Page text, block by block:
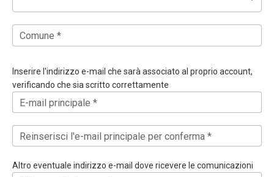
Comune *
Inserire l'indirizzo e-mail che sarà associato al proprio account,
verificando che sia scritto correttamente
E-mail principale *
Reinserisci l'e-mail principale per conferma *
Altro eventuale indirizzo e-mail dove ricevere le comunicazioni